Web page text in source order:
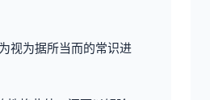
视为据所当而的常识进